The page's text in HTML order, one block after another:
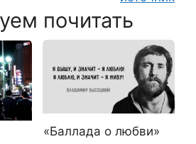
почитать
«Баллада о любви»